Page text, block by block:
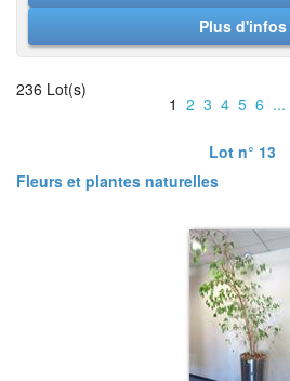
Plus d'infos
236 Lot(s)
1 2 3 4 5 6 ...
Lot n° 13
Fleurs et plantes naturelles